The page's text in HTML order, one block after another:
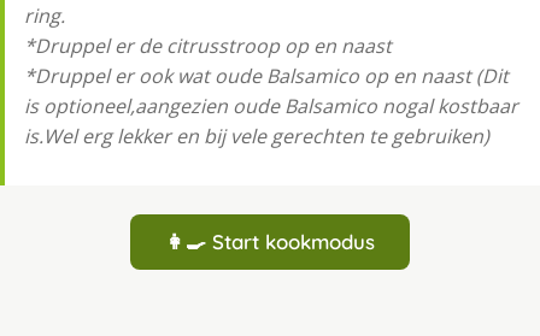
ring.
*Druppel er de citrusstroop op en naast
*Druppel er ook wat oude Balsamico op en naast (Dit
is optioneel,aangezien oude Balsamico nogal kostbaar
is.Wel erg lekker en bij vele gerechten te gebruiken)
👩‍🍳 Start kookmodus